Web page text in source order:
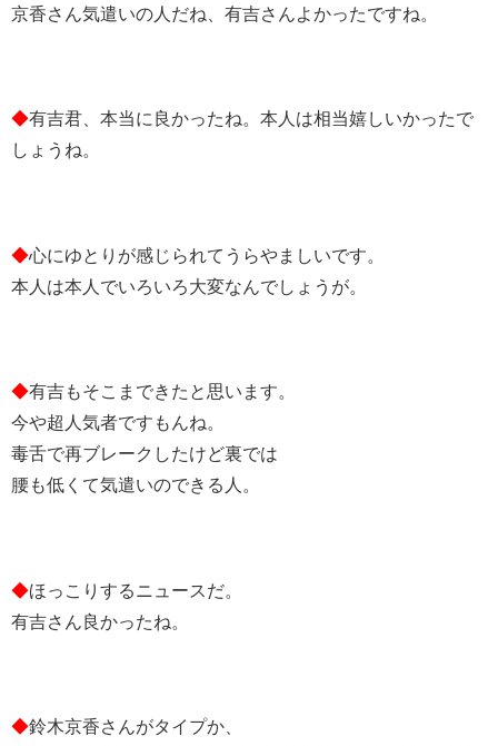
京香さん気遣いの人だね、有吉さんよかったですね。
◆有吉君、本当に良かったね。本人は相当嬉しいかったで
しょうね。
◆心にゆとりが感じられてうらやましいです。
本人は本人でいろいろ大変なんでしょうが。
◆有吉もそこまできたと思います。
今や超人気者ですもんね。
毒舌で再ブレークしたけど裏では
腰も低くて気遣いのできる人。
◆ほっこりするニュースだ。
有吉さん良かったね。
◆鈴木京香さんがタイプか、